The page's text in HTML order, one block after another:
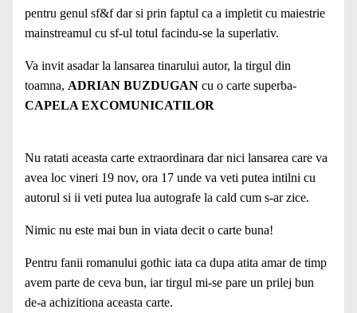
pentru genul sf&f dar si prin faptul ca a impletit cu maiestrie
mainstreamul cu sf-ul totul facindu-se la superlativ.
Va invit asadar la lansarea tinarului autor, la tirgul din
toamna, ADRIAN BUZDUGAN cu o carte superba-
CAPELA EXCOMUNICATILOR
Nu ratati aceasta carte extraordinara dar nici lansarea care va
avea loc vineri 19 nov, ora 17 unde va veti putea intilni cu
autorul si ii veti putea lua autografe la cald cum s-ar zice.
Nimic nu este mai bun in viata decit o carte buna!
Pentru fanii romanului gothic iata ca dupa atita amar de timp
avem parte de ceva bun, iar tirgul mi-se pare un prilej bun
de-a achizitiona aceasta carte.